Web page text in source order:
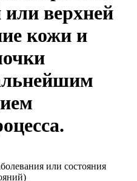
верхней
кожи и
или состояния